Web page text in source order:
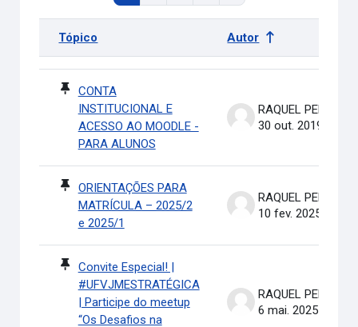
Status
Tópico Autor
CONTA
INSTITUCIONAL E
ACESSO AO MOODLE -
PARA ALUNOS
30 out. 2019
ORIENTAÇÕES PARA
MATRÍCULA – 2025/2
e 2025/1
10 fev. 2025
Convite Especial! |
#UFVJMESTRATÉGICA
| Participe do meetup
“Os Desafios na
6 mai. 2025